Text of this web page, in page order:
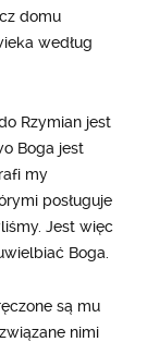
domu
według
Rzymian jest
Boga jest
my
posługuje
Jest więc
Boga.
są mu
nimi